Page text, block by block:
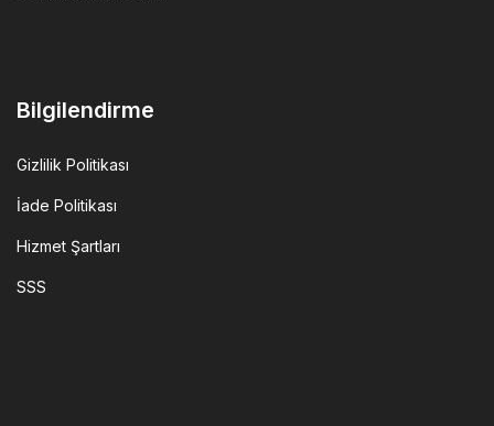
Bilgilendirme
Gizlilik Politikası
İade Politikası
Hizmet Şartları
SSS